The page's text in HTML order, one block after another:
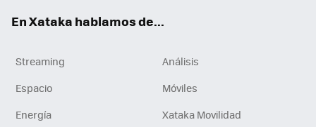
En Xataka hablamos de...
Streaming
Análisis
Espacio
Móviles
Energía
Xataka Movilidad